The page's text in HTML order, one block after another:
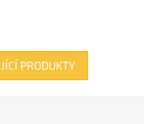
PRODUKTY